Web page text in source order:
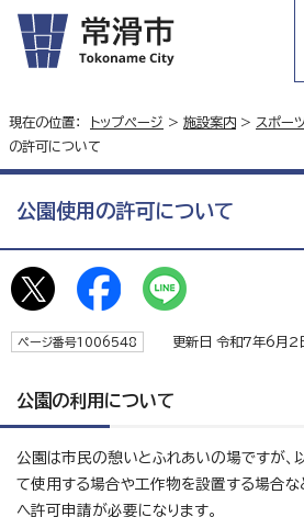
現在の位置： トップページ > 施設案内 > スポー
の許可について
公園使用の許可について
ページ番号1006548 更新日 令和7年6月2
公園の利用について
公園は市民の憩いとふれあいの場ですが、
て使用する場合や工作物を設置する場合な
へ許可申請が必要になります。